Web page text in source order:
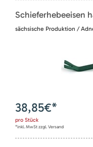
Schieferhebeeisen
sächsische Produktion /
38,85€*
pro Stück
*inkl. MwSt zzgl. Versand